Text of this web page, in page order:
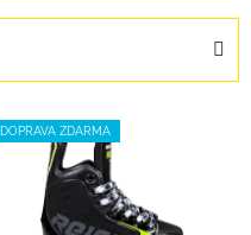
DOPRAVA ZDARMA